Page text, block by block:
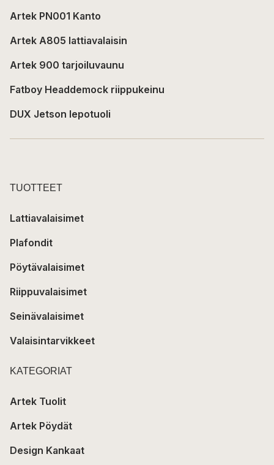
Artek PN001 Kanto
Artek A805 lattiavalaisin
Artek 900 tarjoiluvaunu
Fatboy Headdemock riippukeinu
DUX Jetson lepotuoli
TUOTTEET
Lattiavalaisimet
Plafondit
Pöytävalaisimet
Riippuvalaisimet
Seinävalaisimet
Valaisintarvikkeet
KATEGORIAT
Artek Tuolit
Artek Pöydät
Design Kankaat